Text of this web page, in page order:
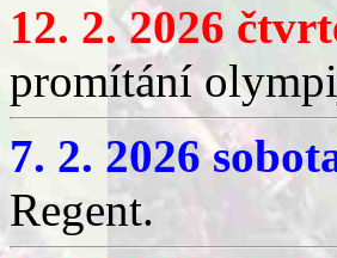
12. 2. 2026
promítání
7. 2. 2026
Regent.